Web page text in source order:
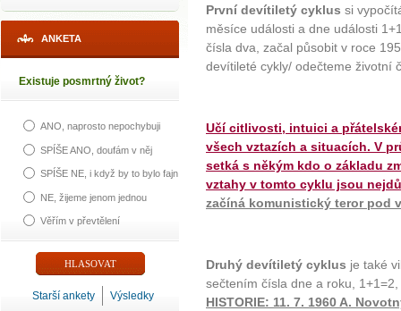
ANKETA
Existuje posmrtný život?
ANO, naprosto nepochybuji
SPÍŠE ANO, doufám v něj
SPÍŠE NE, i když by to bylo fajn
NE, žijeme jenom jednou
Věřím v převtělení
Starší ankety Výsledky
První devítiletý cyklus si
měsíce události a dne události
čísla dva, začal působit v roce
devítileté cykly/ odečteme životní
Učí citlivosti, intuici a
všech vztazích a situacích. V
setká s někým kdo o základu
vztahy v tomto cyklu jsou
začíná komunistický teror pod
Druhý devítiletý cyklus je také
sečtením čísla dne a roku,
HISTORIE: 11. 7. 1960 A.